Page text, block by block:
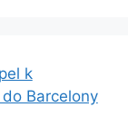
k
Barcelony